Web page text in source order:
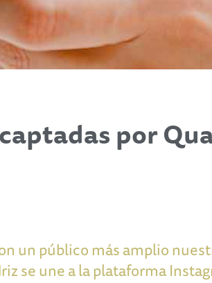
por
un público más amplio
se une a la plataforma